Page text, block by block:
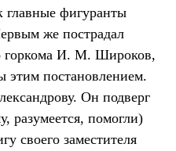
главные фигуранты
же пострадал
горкома И. М. Широков,
этим постановлением.
Он подверг
разумеется, помогли)
своего заместителя